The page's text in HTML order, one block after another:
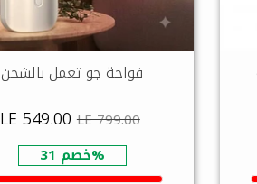
فواحة جو تعمل بالشحن
LE 549.00 LE 799.00
خصم 31%